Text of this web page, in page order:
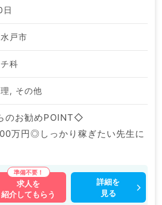
戸市
科
, その他
のお勧めPOINT◇
万円◎しっかり稼ぎたい先生に
務／医療設備も充実しています！
病院やクリニックなどの医療機
求人を
紹介してもらう
詳細を
見る